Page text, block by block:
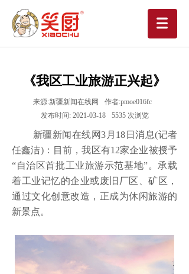
《我区工业旅游正兴起》
来源:新疆新闻在线网 作者:pmoe016fc
发布时间: 2021-03-18 5535 次浏览
新疆新闻在线网3月18日消息(记者
任鑫洁)：目前，我区有12家企业被授予
“自治区首批工业旅游示范基地”。承载
着工业记忆的企业或废旧厂区、矿区，
通过文化创意改造，正成为休闲旅游的
新景点。